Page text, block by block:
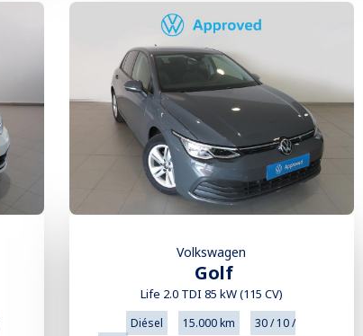
Volkswagen
Golf
Life 2.0 TDI 85 kW (115 CV)
Diésel 15.000 km
30 / 10 /